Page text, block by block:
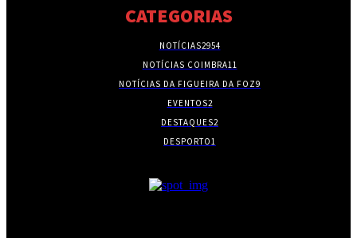
CATEGORIAS
NOTÍCIAS2954
NOTÍCIAS COIMBRA11
NOTÍCIAS DA FIGUEIRA DA FOZ9
EVENTOS2
DESTAQUES2
DESPORTO1